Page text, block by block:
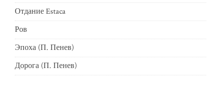
Отдание Estaca
Ров
Эпоха (П. Пенев)
Дорога (П. Пенев)